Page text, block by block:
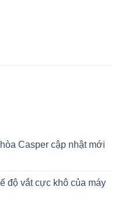
Casper cập nhật mới
độ vắt cực khô của máy